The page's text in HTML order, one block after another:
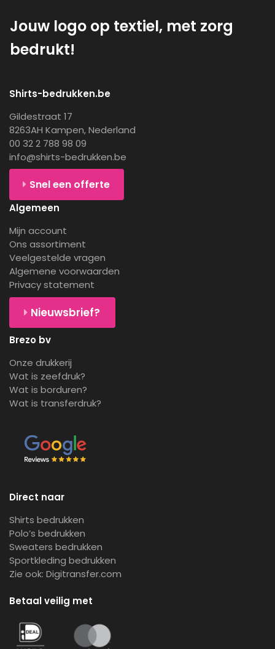
Jouw logo op textiel, met zorg
bedrukt!
Shirts-bedrukken.be
Gildestraat 17
8263AH Kampen, Nederland
00 32 2 788 98 09
info@shirts-bedrukken.be
Snel een offerte
Algemeen
Mijn account
Ons assortiment
Veelgestelde vragen
Algemene voorwaarden
Privacy statement
Nieuwsbrief?
Brezo bv
Onze drukkerij
Wat is zeefdruk?
Wat is borduren?
Wat is transferdruk?
Direct naar
Shirts bedrukken
Polo’s bedrukken
Sweaters bedrukken
Sportkleding bedrukken
Zie ook: Digitransfer.com
Betaal veilig met